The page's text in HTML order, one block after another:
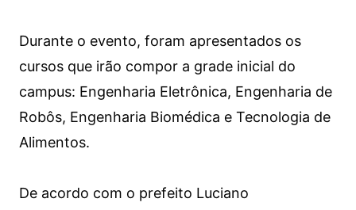
Durante o evento, foram apresentados os
cursos que irão compor a grade inicial do
campus: Engenharia Eletrônica, Engenharia de
Robôs, Engenharia Biomédica e Tecnologia de
Alimentos.
De acordo com o prefeito Luciano